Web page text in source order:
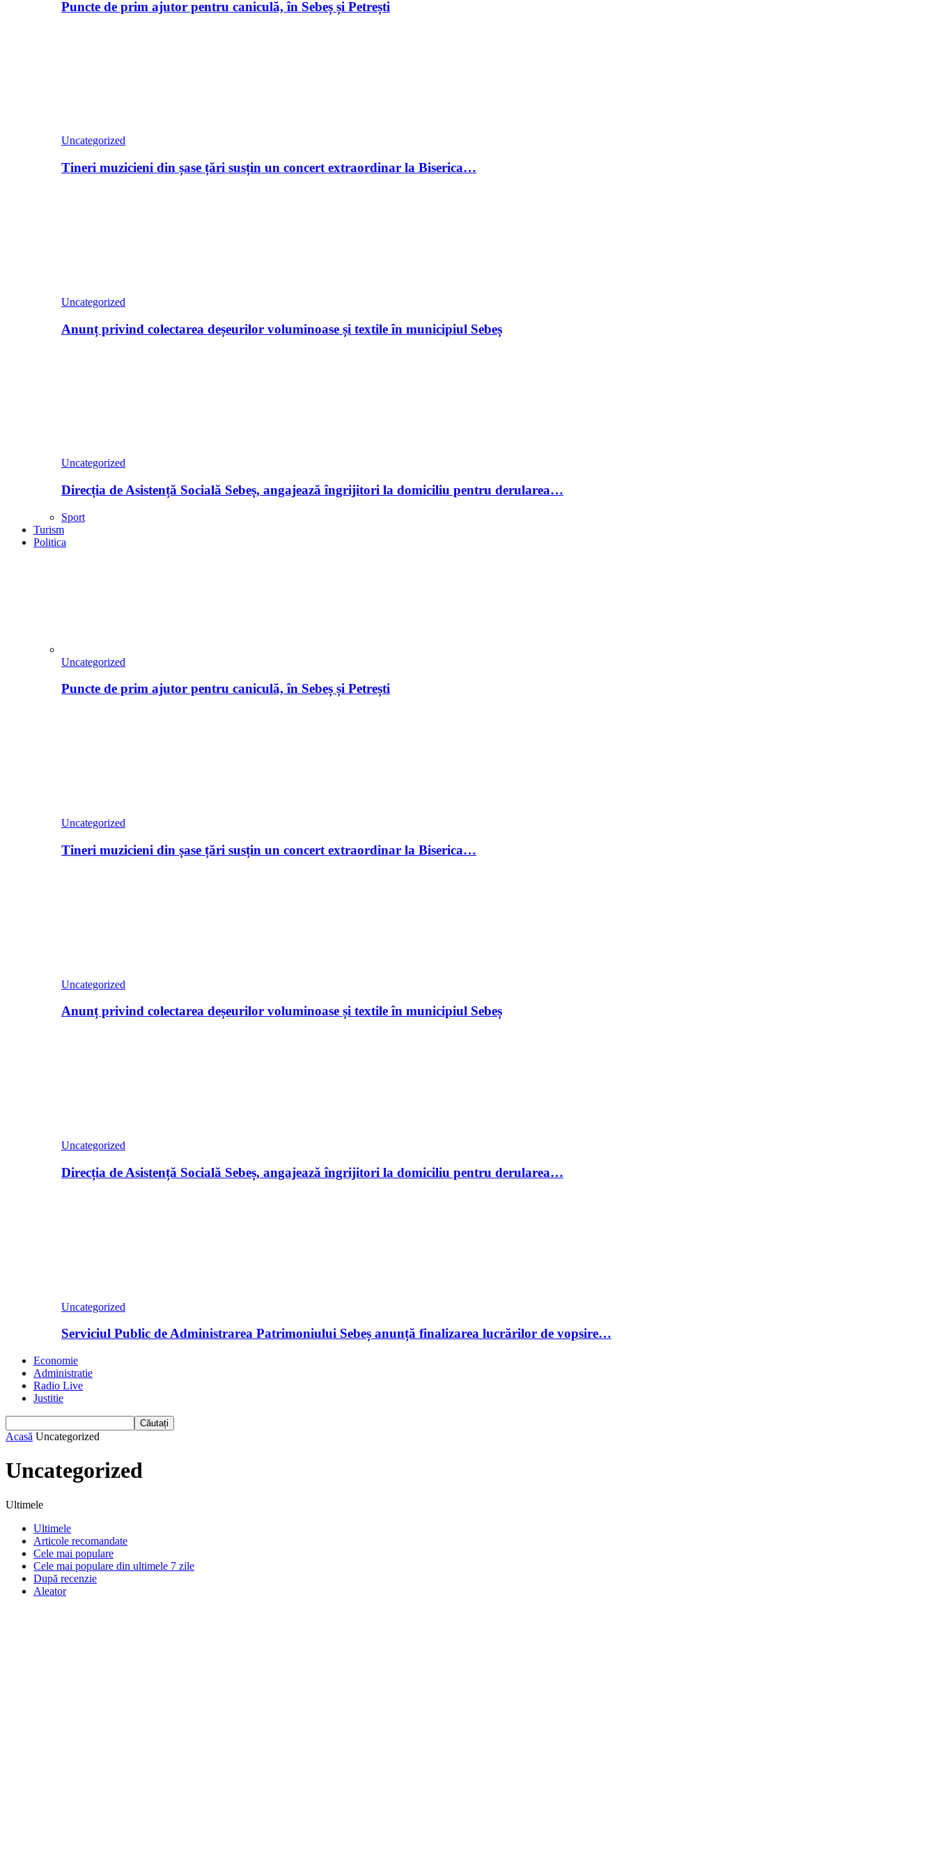
Puncte de prim ajutor pentru caniculă, în Sebeș și Petrești
Uncategorized
Tineri muzicieni din șase țări susțin un concert extraordinar la Biserica…
Uncategorized
Anunț privind colectarea deșeurilor voluminoase și textile în municipiul Sebeș
Uncategorized
Direcția de Asistență Socială Sebeș, angajează îngrijitori la domiciliu pentru derularea…
Sport
Turism
Politica
Uncategorized
Puncte de prim ajutor pentru caniculă, în Sebeș și Petrești
Uncategorized
Tineri muzicieni din șase țări susțin un concert extraordinar la Biserica…
Uncategorized
Anunț privind colectarea deșeurilor voluminoase și textile în municipiul Sebeș
Uncategorized
Direcția de Asistență Socială Sebeș, angajează îngrijitori la domiciliu pentru derularea…
Uncategorized
Serviciul Public de Administrarea Patrimoniului Sebeș anunță finalizarea lucrărilor de vopsire…
Economie
Administratie
Radio Live
Justitie
Acasă Uncategorized
Uncategorized
Ultimele
Ultimele
Articole recomandate
Cele mai populare
Cele mai populare din ultimele 7 zile
După recenzie
Aleator